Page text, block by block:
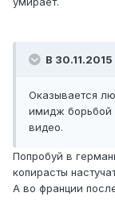
В
Оказывается
имидж борьбой
видео.
Попробуй в
копирасты
А во франции